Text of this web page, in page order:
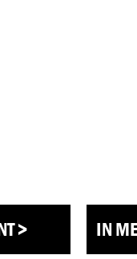
> IN